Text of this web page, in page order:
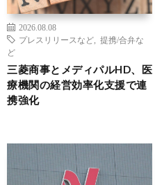
2026.08.08
プレスリリースなど
提携/合弁な
ど
三菱商事とメディパルHD、医
療機関の経営効率化支援で連
携強化